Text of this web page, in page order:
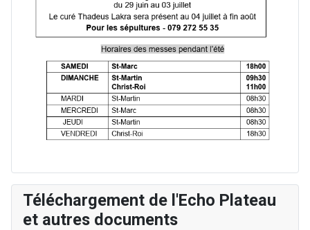
Téléchargement de l'Echo Plateau
et autres documents